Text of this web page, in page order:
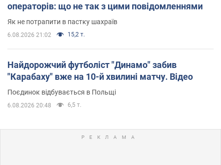
операторів: що не так з цими повідомленнями
Як не потрапити в пастку шахраїв
6.08.2026 21:02 15,2 т.
Найдорожчий футболіст "Динамо" забив
"Карабаху" вже на 10-й хвилині матчу. Відео
Поєдинок відбувається в Польщі
6.08.2026 20:48 6,5 т.